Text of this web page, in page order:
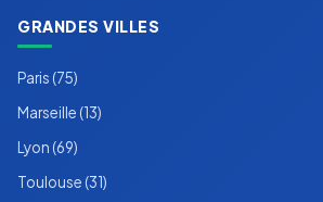
GRANDES VILLES
Paris (75)
Marseille (13)
Lyon (69)
Toulouse (31)